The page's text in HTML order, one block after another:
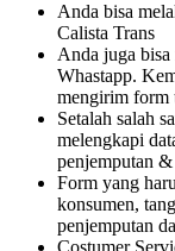
Anda bisa
Calista Trans
Anda juga bisa
Whastapp.
mengirim form
Setalah salah
melengkapi
penjemputan &
Form yang
konsumen,
penjemputan